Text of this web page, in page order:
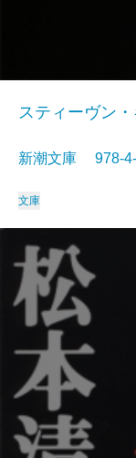
スティーヴン
新潮文庫 978-
文庫